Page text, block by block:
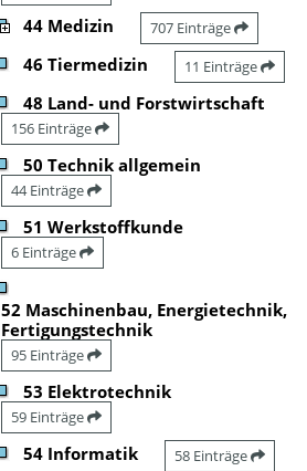
44 Medizin 707 Einträge
46 Tiermedizin 11 Einträge
48 Land- und Forstwirtschaft
156 Einträge
50 Technik allgemein
44 Einträge
51 Werkstoffkunde
6 Einträge
52 Maschinenbau, Energietechnik,
Fertigungstechnik
95 Einträge
53 Elektrotechnik
59 Einträge
54 Informatik 58 Einträge